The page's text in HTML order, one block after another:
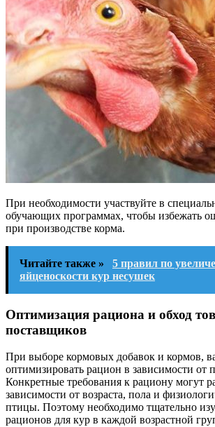
При необходимости участвуйте в
обучающих программах, чтобы избежать
при производстве корма.
Читайте также »
5 правил по
яйценоскости кур несушек
Оптимизация рациона и обход
поставщиков
При выборе кормовых добавок и кормов,
оптимизировать рацион в зависимости от
Конкретные требования к рациону могут
зависимости от возраста, пола и
птицы. Поэтому необходимо тщательно
рационов для кур в каждой возрастной